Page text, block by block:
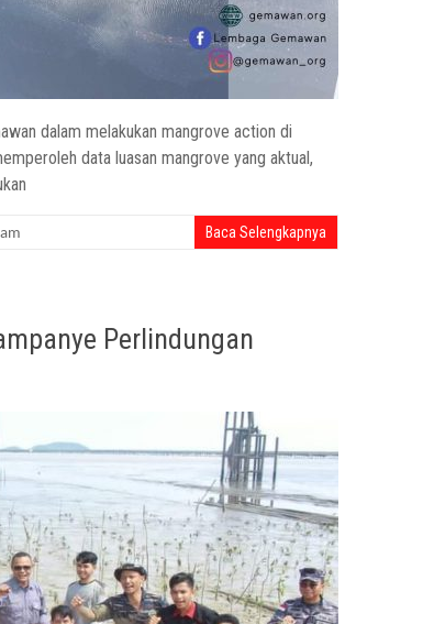
dalam melakukan mangrove action di
data luasan mangrove yang aktual,
Baca Selengkapnya
Perlindungan